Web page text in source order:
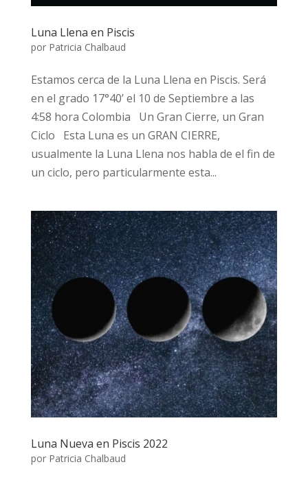
Luna Llena en Piscis
por Patricia Chalbaud
Estamos cerca de la Luna Llena en Piscis. Será
en el grado 17°40’ el 10 de Septiembre a las
4:58 hora Colombia Un Gran Cierre, un Gran
Ciclo Esta Luna es un GRAN CIERRE,
usualmente la Luna Llena nos habla de el fin de
un ciclo, pero particularmente esta...
Luna Nueva en Piscis 2022
por Patricia Chalbaud